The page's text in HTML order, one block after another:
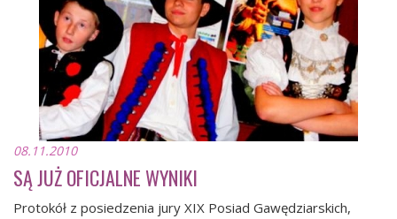
08.11.2010
SĄ JUŻ OFICJALNE WYNIKI
Protokół z posiedzenia jury XIX Posiad Gawędziarskich,